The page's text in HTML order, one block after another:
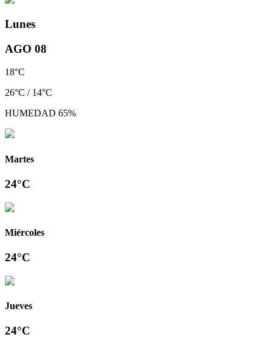
Lunes
AGO 08
18°C
26°C / 14°C
HUMEDAD 65%
Martes
24°C
Miércoles
24°C
Jueves
24°C